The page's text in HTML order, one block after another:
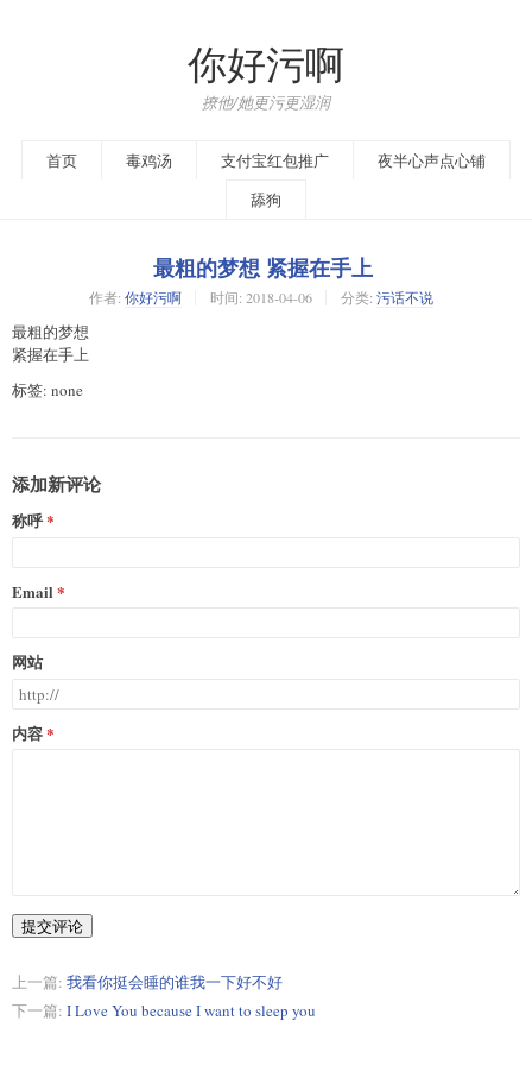
你好污啊
撩他/她更污更湿润
首页 毒鸡汤 支付宝红包推广
夜半心声点心铺
舔狗
最粗的梦想 紧握在手上 ​​​​
作者: 你好污啊 时间: 2018-04-06 分类: 污话不说
最粗的梦想
紧握在手上 ​​​
标签: none
添加新评论
称呼
Email
网站
内容
提交评论
上一篇: 我看你挺会睡的谁我一下好不好
下一篇: I Love You because I want to sleep you